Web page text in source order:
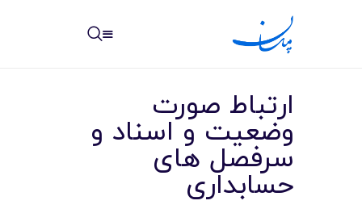
خانه
ارتباط صورت
وضعیت و اسناد و
سرفصل های
حسابداری